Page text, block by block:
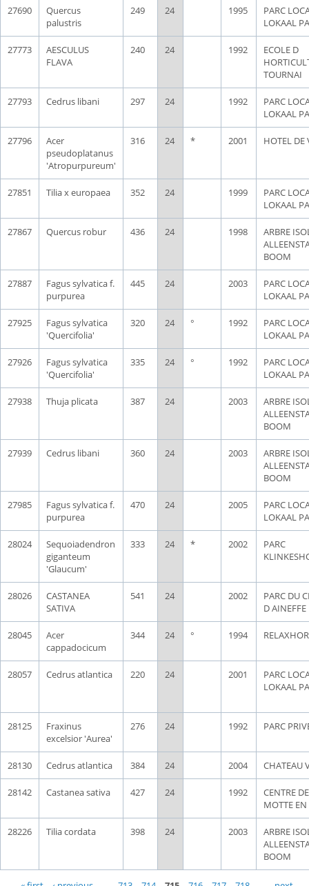
27690
Quercus
palustris
249 24 1995
PARC
LOKAAL
27773
AESCULUS
FLAVA
240 24 1992
ECOLE D
TOURNAI
27793 Cedrus libani 297 24 1992
PARC
LOKAAL
27796
Acer
pseudoplatanus
'Atropurpureum'
316 24 * 2001 HOTEL DE
27851 Tilia x europaea 352 24 1999
PARC
LOKAAL
27867 Quercus robur 436 24 1998
ARBRE
BOOM
27887
Fagus sylvatica f.
purpurea
445 24 2003
PARC
LOKAAL
27925
Fagus sylvatica
'Quercifolia'
320 24 ° 1992
PARC
LOKAAL
27926
Fagus sylvatica
'Quercifolia'
335 24 ° 1992
PARC
LOKAAL
27938 Thuja plicata 387 24 2003
ARBRE
BOOM
27939 Cedrus libani 360 24 2003
ARBRE
BOOM
27985
Fagus sylvatica f.
purpurea
470 24 2005
PARC
LOKAAL
28024
Sequoiadendron
giganteum
'Glaucum'
333 24 * 2002
PARC
28026
CASTANEA
SATIVA
541 24 2002
PARC DU
D AINEFFE
28045
Acer
cappadocicum
344 24 ° 1994
28057 Cedrus atlantica 220 24 2001
PARC
LOKAAL
28125
Fraxinus
excelsior 'Aurea'
276 24 1992 PARC
28130 Cedrus atlantica 384 24 2004 CHATEAU
28142 Castanea sativa 427 24 1992
CENTRE
MOTTE EN
28226 Tilia cordata 398 24 2003
ARBRE
BOOM